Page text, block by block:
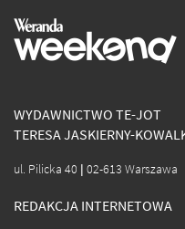
WYDAWNICTWO TE-JOT
TERESA JASKIERNY-
ul. Pilicka 40 | 02-613 Warszawa
REDAKCJA INTERNETOWA